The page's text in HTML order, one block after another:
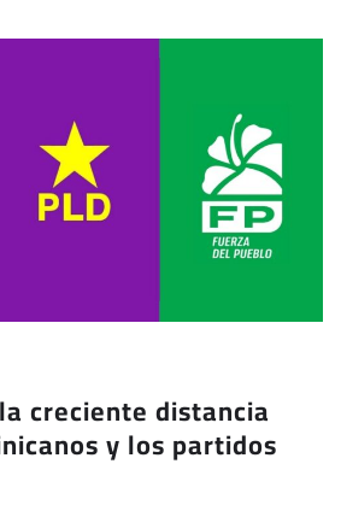
creciente distancia
y los partidos